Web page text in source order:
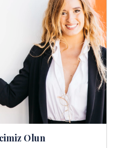
Olun